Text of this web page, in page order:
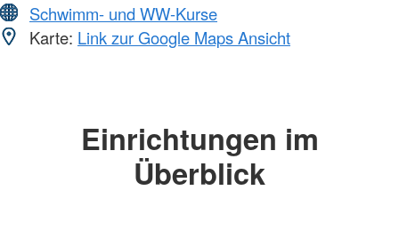
Schwimm- und WW-Kurse
Karte: Link zur Google Maps Ansicht
Einrichtungen im
Überblick